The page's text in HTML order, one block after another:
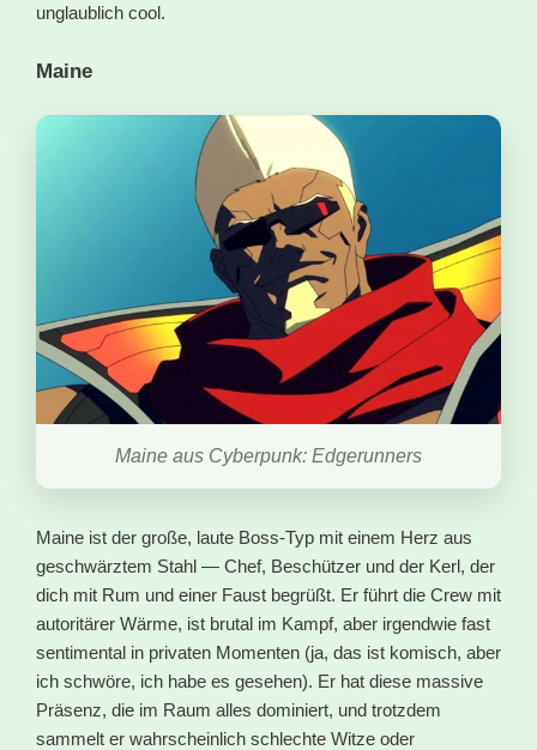
unglaublich cool.
Maine
Maine aus Cyberpunk: Edgerunners
Maine ist der große, laute Boss-Typ mit einem Herz aus
geschwärztem Stahl — Chef, Beschützer und der Kerl, der
dich mit Rum und einer Faust begrüßt. Er führt die Crew mit
autoritärer Wärme, ist brutal im Kampf, aber irgendwie fast
sentimental in privaten Momenten (ja, das ist komisch, aber
ich schwöre, ich habe es gesehen). Er hat diese massive
Präsenz, die im Raum alles dominiert, und trotzdem
sammelt er wahrscheinlich schlechte Witze oder